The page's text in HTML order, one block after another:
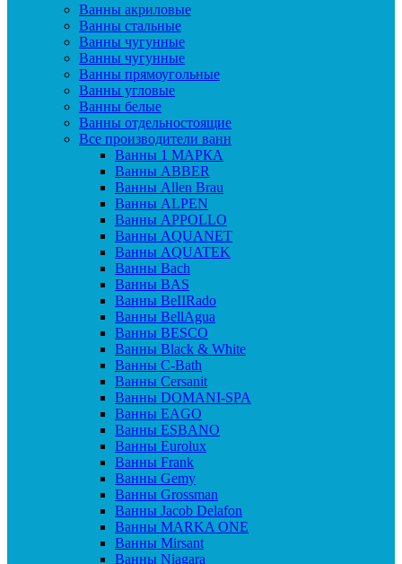
Ванны акриловые
Ванны стальные
Ванны чугунные
Ванны чугунные
Ванны прямоугольные
Ванны угловые
Ванны белые
Ванны отдельностоящие
Все производители ванн
Ванны 1 МАРКА
Ванны ABBER
Ванны Allen Brau
Ванны ALPEN
Ванны APPOLLO
Ванны AQUANET
Ванны AQUATEK
Ванны Bach
Ванны BAS
Ванны BeIIRado
Ванны BellAgua
Ванны BESCO
Ванны Black & White
Ванны C-Bath
Ванны Cersanit
Ванны DOMANI-SPA
Ванны EAGO
Ванны ESBANO
Ванны Eurolux
Ванны Frank
Ванны Gemy
Ванны Grossman
Ванны Jacob Delafon
Ванны MARKA ONE
Ванны Mirsant
Ванны Niagara